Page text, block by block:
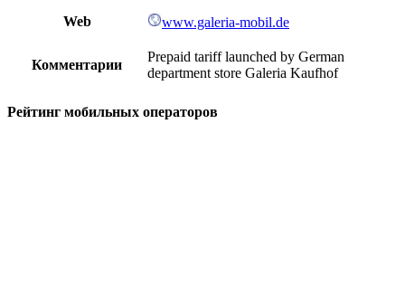
Web www.galeria-mobil.de
Комментарии
Prepaid tariff launched by German
department store Galeria Kaufhof
Рейтинг мобильных операторов